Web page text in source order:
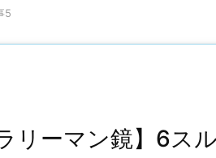
5
ラリーマン鏡】6ス